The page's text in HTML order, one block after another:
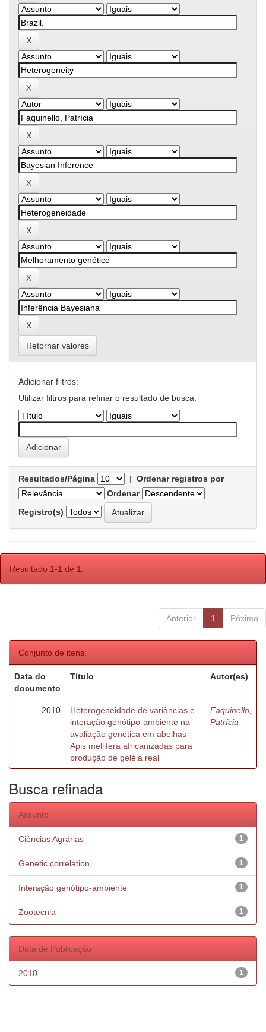
Retornar valores
Adicionar filtros:
Utilizar filtros para refinar o resultado de busca.
Resultados/Página | Ordenar registros por
Ordenar
Registro(s)
Resultado 1-1 de 1.
Anterior 1 Póximo
Conjunto de itens:
Data do
documento
Título Autor(es)
2010
Heterogeneidade de variâncias e
interação genótipo-ambiente na
avaliação genética em abelhas
Apis mellifera africanizadas para
produção de geléia real
Faquinello,
Patrícia
Busca refinada
Assunto
1
Ciências Agrárias
1
Genetic correlation
1
Interação genótipo-ambiente
1
Zootecnia
Data de Publicação
1
2010